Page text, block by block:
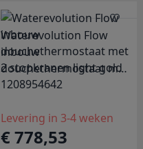
Waterevolution Flow
inbouw
douchethermostaat met
2 stopkranen light gold
Levering in 3-4 weken
€ 778,53